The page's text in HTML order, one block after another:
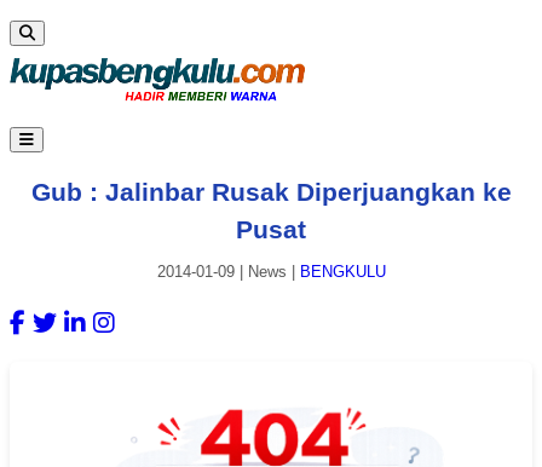
Gub : Jalinbar Rusak Diperjuangkan ke
Pusat
2014-01-09| News BENGKULU